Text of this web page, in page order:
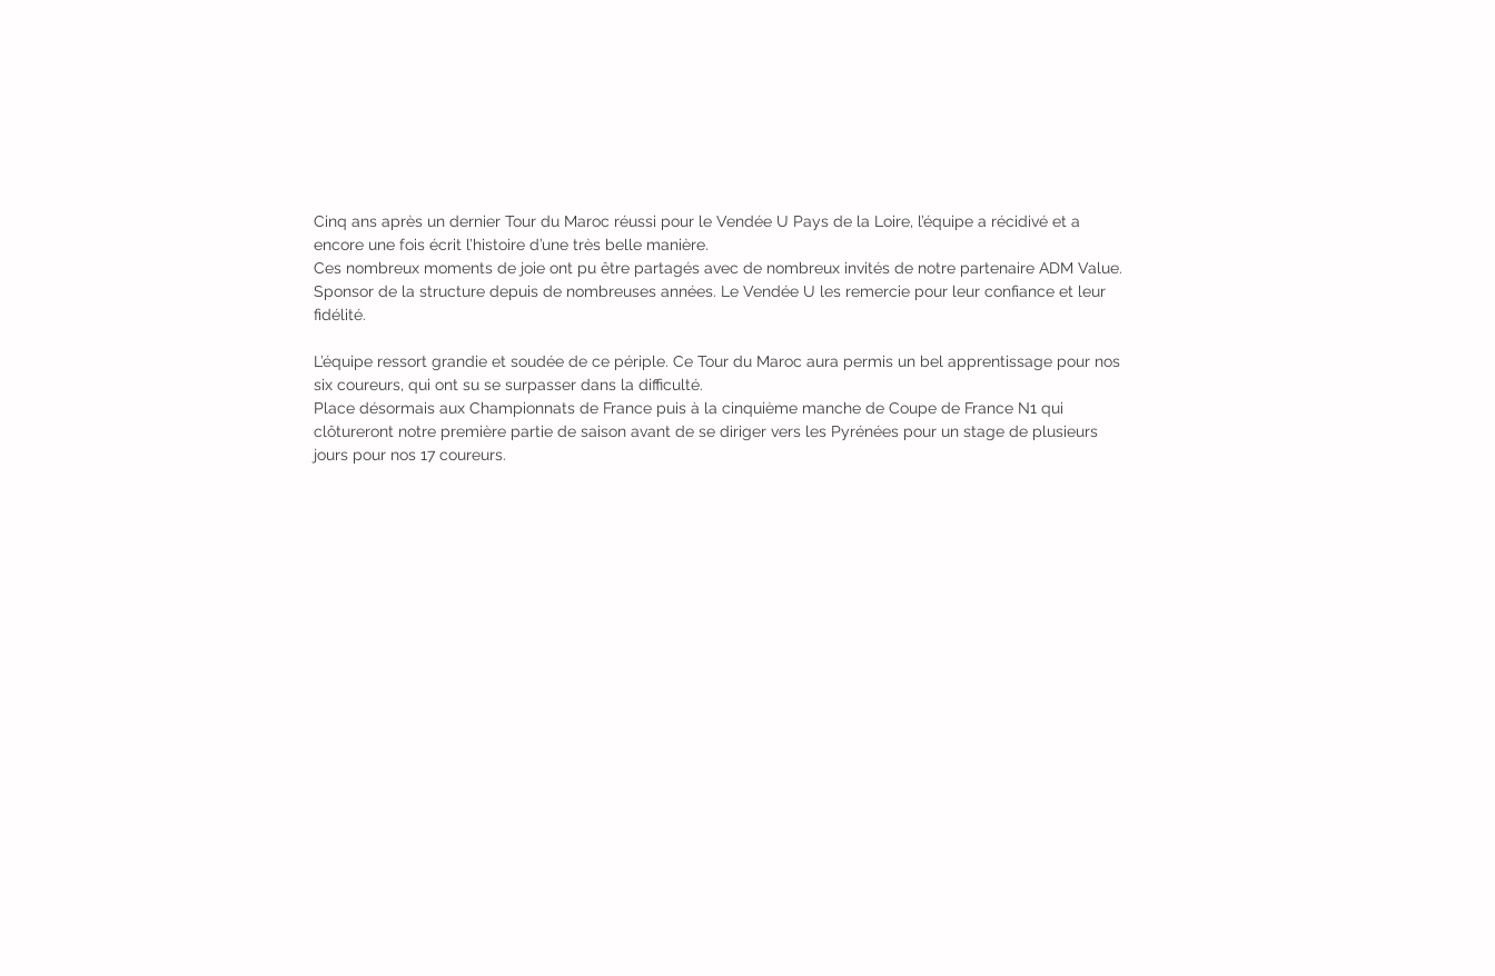
Cinq ans après un dernier Tour du Maroc réussi pour le Vendée U Pays de la Loire, l’équipe a récidivé et a
encore une fois écrit l’histoire d’une très belle manière.
Ces nombreux moments de joie ont pu être partagés avec de nombreux invités de notre partenaire ADM Value.
Sponsor de la structure depuis de nombreuses années. Le Vendée U les remercie pour leur confiance et leur
fidélité.
L’équipe ressort grandie et soudée de ce périple. Ce Tour du Maroc aura permis un bel apprentissage pour nos
six coureurs, qui ont su se surpasser dans la difficulté.
Place désormais aux Championnats de France puis à la cinquième manche de Coupe de France N1 qui
clôtureront notre première partie de saison avant de se diriger vers les Pyrénées pour un stage de plusieurs
jours pour nos 17 coureurs.